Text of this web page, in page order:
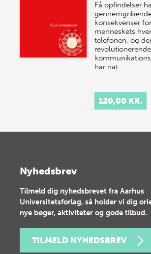
Få opfindelser
konsekvenser for
menneskets
telefonen, og
revolutionerende
har nat…
120,00 KR.
Nyhedsbrev
Tilmeld dig nyhedsbrevet fra Aarhus
Universitetsforlag, så holder vi dig
nye bøger, aktiviteter og gode tilbud.
TILMELD NYHEDSBREV